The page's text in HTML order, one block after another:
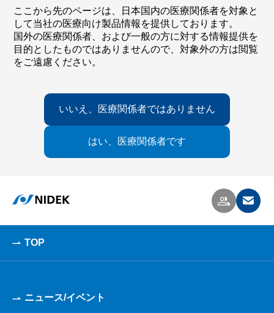
ここから先のページは、日本国内の医療関係者を対象と
して当社の医療向け製品情報を提供しております。
国外の医療関係者、および一般の方に対する情報提供を
目的としたものではありませんので、対象外の方は閲覧
をご遠慮ください。
いいえ、医療関係者ではありません
はい、医療関係者です
TOP
ニュース/イベント